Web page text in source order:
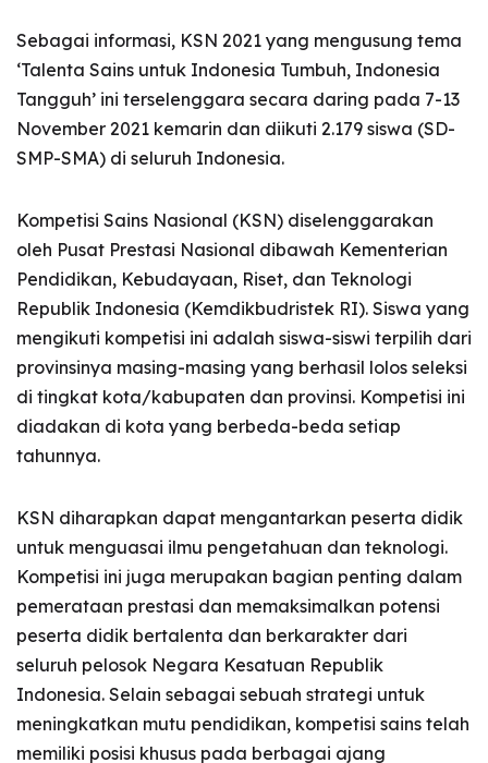
Sebagai informasi, KSN 2021 yang mengusung tema
‘Talenta Sains untuk Indonesia Tumbuh, Indonesia
Tangguh’ ini terselenggara secara daring pada 7-13
November 2021 kemarin dan diikuti 2.179 siswa (SD-
SMP-SMA) di seluruh Indonesia.
Kompetisi Sains Nasional (KSN) diselenggarakan
oleh Pusat Prestasi Nasional dibawah Kementerian
Pendidikan, Kebudayaan, Riset, dan Teknologi
Republik Indonesia (Kemdikbudristek RI). Siswa yang
mengikuti kompetisi ini adalah siswa-siswi terpilih dari
provinsinya masing-masing yang berhasil lolos seleksi
di tingkat kota/kabupaten dan provinsi. Kompetisi ini
diadakan di kota yang berbeda-beda setiap
tahunnya.
KSN diharapkan dapat mengantarkan peserta didik
untuk menguasai ilmu pengetahuan dan teknologi.
Kompetisi ini juga merupakan bagian penting dalam
pemerataan prestasi dan memaksimalkan potensi
peserta didik bertalenta dan berkarakter dari
seluruh pelosok Negara Kesatuan Republik
Indonesia. Selain sebagai sebuah strategi untuk
meningkatkan mutu pendidikan, kompetisi sains telah
memiliki posisi khusus pada berbagai ajang